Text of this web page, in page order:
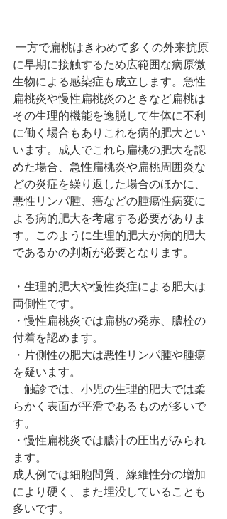
に早期に接触するため広範囲な病原微
生物による感染症も成立します。急性
扁桃炎や慢性扁桃炎のときなど扁桃は
その生理的機能を逸脱して生体に不利
に働く場合もありこれを病的肥大とい
います。成人でこれら扁桃の肥大を認
めた場合、急性扁桃炎や扁桃周囲炎な
どの炎症を繰り返した場合のほかに、
悪性リンパ腫、癌などの腫瘍性病変に
よる病的肥大を考慮する必要がありま
す。このように生理的肥大か病的肥大
であるかの判断が必要となります。
・生理的肥大や慢性炎症による肥大は
両側性です。
・慢性扁桃炎では扁桃の発赤、膿栓の
付着を認めます。
・片側性の肥大は悪性リンパ腫や腫瘍
を疑います。
触診では、小児の生理的肥大では柔
らかく表面が平滑であるものが多いで
す。
・慢性扁桃炎では膿汁の圧出がみられ
ます。
成人例では細胞間質、線維性分の増加
により硬く、また埋没していることも
多いです。